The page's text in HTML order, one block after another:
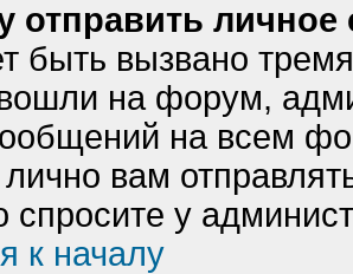
отправить
быть вызвано
на форум,
на всем
лично вам
спросите у
к началу